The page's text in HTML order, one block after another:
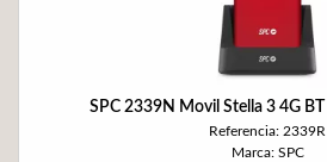
SPC 2339N Movil Stella 3 4G
Referencia: 2339R
Marca: SPC